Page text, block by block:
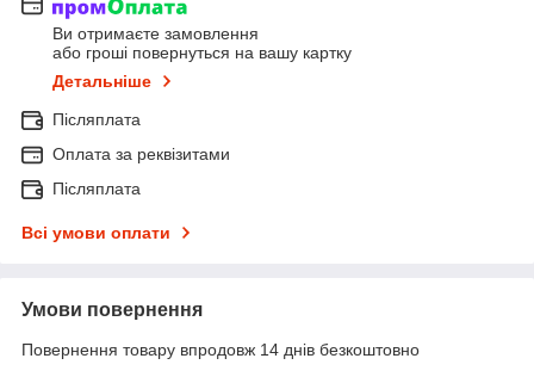
Ви отримаєте замовлення
або гроші повернуться на вашу картку
Детальніше
Післяплата
Оплата за реквізитами
Післяплата
Всі умови оплати
Умови повернення
Повернення товару впродовж 14 днів безкоштовно